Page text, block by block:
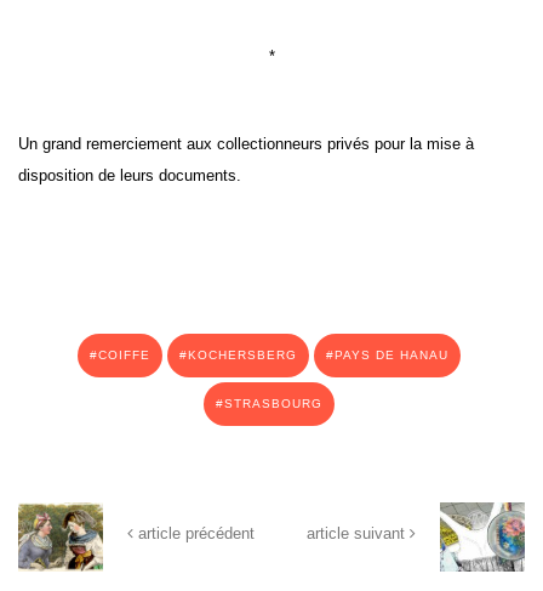
*
Un grand remerciement aux collectionneurs privés pour la mise à
disposition de leurs documents.
COIFFE KOCHERSBERG PAYS DE HANAU
STRASBOURG
article précédent article suivant